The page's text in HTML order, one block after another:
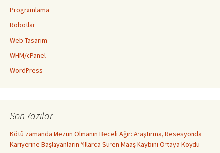
Programlama
Robotlar
Web Tasarım
WHM/cPanel
WordPress
Son Yazılar
Kötü Zamanda Mezun Olmanın Bedeli Ağır: Araştırma, Resesyonda
Kariyerine Başlayanların Yıllarca Süren Maaş Kaybını Ortaya Koydu